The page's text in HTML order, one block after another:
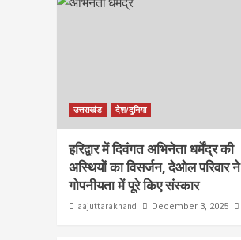
उत्तराखंड देश/दुनिया
हरिद्वार में दिवंगत अभिनेता धर्मेंद्र की
अस्थियों का विसर्जन, देओल परिवार ने
गोपनीयता में पूरे किए संस्कार
aajuttarakhand December 3, 2025